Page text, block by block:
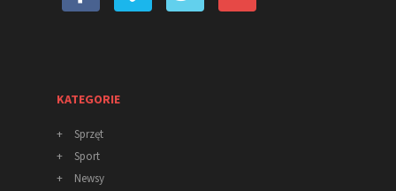
KATEGORIE
+
Sprzęt
+
Sport
+
Newsy